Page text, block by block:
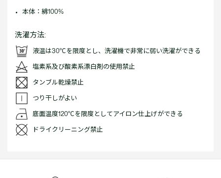
本体：綿100%
洗濯方法:
液温は30℃を限度とし、洗濯機で非常に弱い洗濯ができる
塩素系及び酸素系漂白剤の使用禁止
タンブル乾燥禁止
つり干しがよい
底面温度120℃を限度としてアイロン仕上げができる
ドライクリーニング禁止